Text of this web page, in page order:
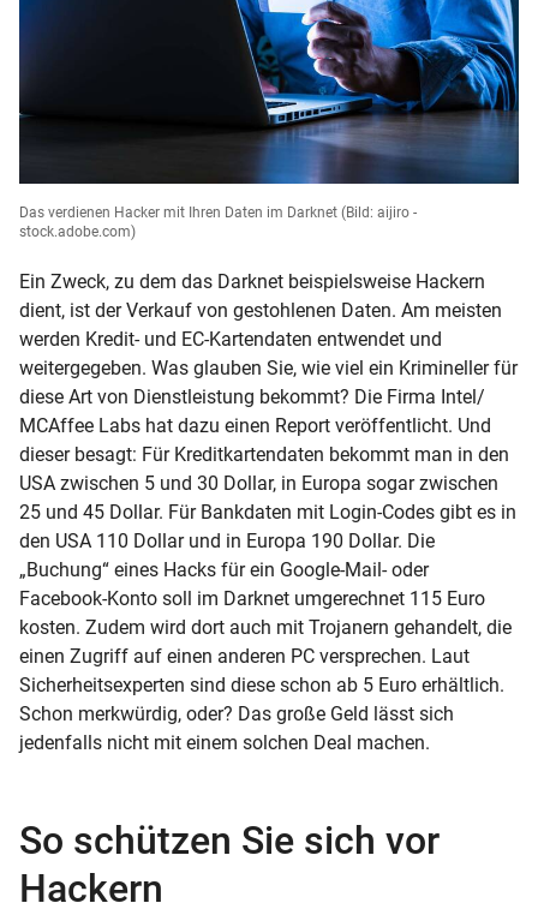
Das verdienen Hacker mit Ihren Daten im Darknet (Bild: aijiro -
stock.adobe.com)
Ein Zweck, zu dem das Darknet beispielsweise Hackern
dient, ist der Verkauf von gestohlenen Daten. Am meisten
werden Kredit- und EC-Kartendaten entwendet und
weitergegeben. Was glauben Sie, wie viel ein Krimineller für
diese Art von Dienstleistung bekommt? Die Firma Intel/
MCAffee Labs hat dazu einen Report veröffentlicht. Und
dieser besagt: Für Kreditkartendaten bekommt man in den
USA zwischen 5 und 30 Dollar, in Europa sogar zwischen
25 und 45 Dollar. Für Bankdaten mit Login-Codes gibt es in
den USA 110 Dollar und in Europa 190 Dollar. Die
„Buchung“ eines Hacks für ein Google-Mail- oder
Facebook-Konto soll im Darknet umgerechnet 115 Euro
kosten. Zudem wird dort auch mit Trojanern gehandelt, die
einen Zugriff auf einen anderen PC versprechen. Laut
Sicherheitsexperten sind diese schon ab 5 Euro erhältlich.
Schon merkwürdig, oder? Das große Geld lässt sich
jedenfalls nicht mit einem solchen Deal machen.
So schützen Sie sich vor
Hackern